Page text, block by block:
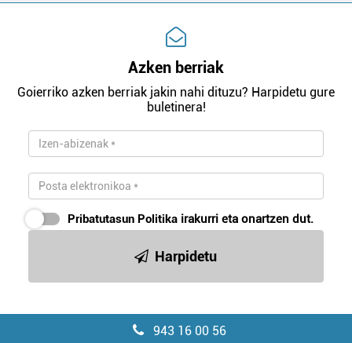
Azken berriak
Goierriko azken berriak jakin nahi dituzu? Harpidetu gure
buletinera!
Pribatutasun Politika irakurri eta onartzen dut.
Harpidetu
943 16 00 56